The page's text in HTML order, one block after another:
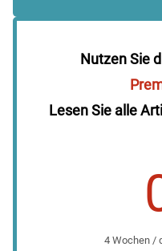
Nutzen Sie
Lesen Sie alle
4 Wochen /